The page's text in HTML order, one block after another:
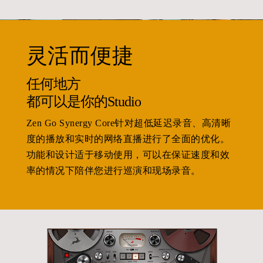
灵活而便捷
任何地方
都可以是你的Studio
Zen Go Synergy Core针对超低延迟录音、高清晰
度的播放和实时的网络直播进行了全面的优化。
功能和设计适于移动使用，可以在保证速度和效
率的情况下陪伴您进行巡演和现场录音。